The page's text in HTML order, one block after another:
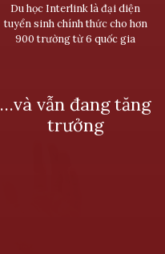
Du học Interlink là đại diện
tuyển sinh chính thức cho hơn
900 trường từ 6 quốc gia
…và vẫn đang tăng
trưởng